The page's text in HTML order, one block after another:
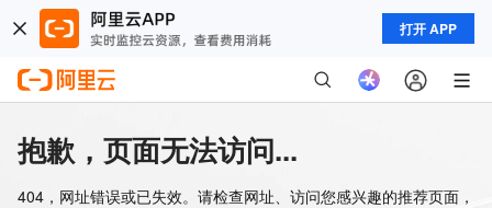
打开 APP
抱歉，页面无法访问...
404，网址错误或已失效。请检查网址、访问您感兴趣的推荐页面，